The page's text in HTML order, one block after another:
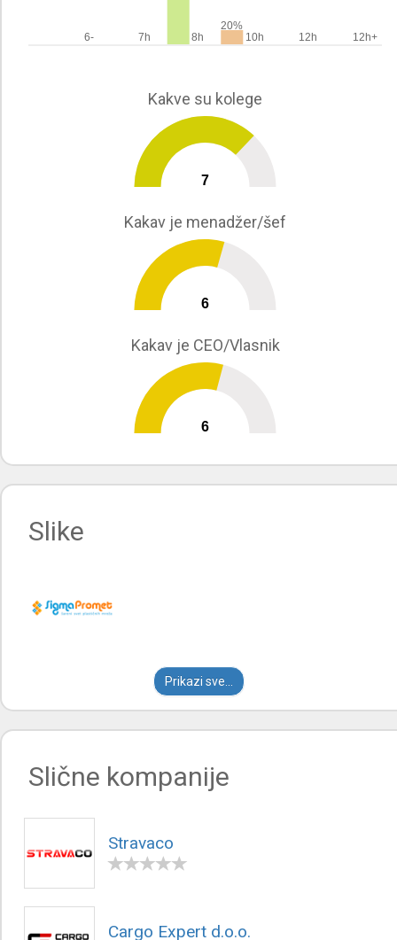
6- 7h 8h
20%
10h
12h 12h+
Kakve su kolege
7
Kakav je menadžer/šef
6
Kakav je CEO/Vlasnik
6
Slike
Prikazi sve...
Slične kompanije
Stravaco
Cargo Expert d.o.o.